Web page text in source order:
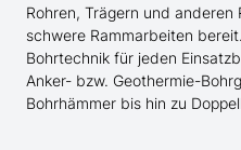
Rohren, Trägern und
schwere Rammarbeiten
Bohrtechnik für jeden
Anker- bzw. Geothermie-
Bohrhämmer bis hin zu